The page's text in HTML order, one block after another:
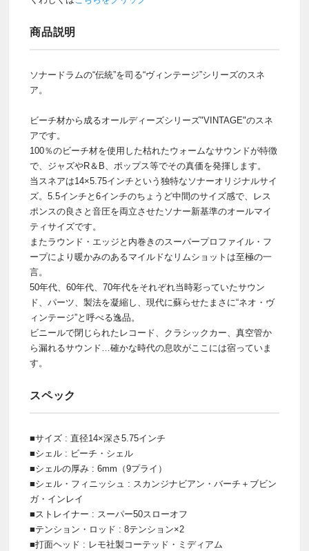
商品説明
ソナードラムの“伝統”を司る“ヴィンテージ”シリーズのスネ
ア。
ビーチ材から成るオールディーズシリーズ"VINTAGE"のスネ
アです。
100％のビーチ材を使用した枯れたウォームなサウンドが特徴
で、ジャズやR＆B、ポップス等でその真価を発揮します。
当スネアは14×5.75インチという独特なソナーオリジナルサイ
ズ。5.5インチと6インチのちょうど中間のサイズ感で、レス
ポンスの良さと音圧を両立させたソナー新基準のオールマイ
ティサイズです。
またラウンド・エッジと内巻きのスーパープロファイル・フ
ープにより暖かみのあるマイルドなリムショットは至極の一
言。
50年代、60年代、70年代をそれぞれ当時彩っていたサウン
ド、パーツ、製法を凝縮し、現代に蘇らせたまさに“ネオ・ヴ
ィンテージ”と呼べる逸品。
ビニールで閉じられたレコード、クラシックカー、真空管か
ら漏れるサウンド…確かな時代の息吹がここには宿っていま
す。
スペック
■サイズ : 直径14×深さ5.75インチ
■シェル : ビーチ・シェル
■シェルの厚み : 6mm（9プライ）
■シェル・フィニッシュ : スカンジナビアン・バーチ＋ブビン
ガ・インレイ
■ストレイナー : スーパー50スローオフ
■テンション・ロッド : 8テンション×2
■打面ヘッド : レモ社製コーテッド・ミディアム